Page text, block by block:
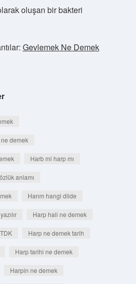
oluşan bir bakteri
Gevlemek Ne Demek
demek
Harb mi harp mı
anlamı
Harım hangi dilde
Harp hali ne demek
Harp ne demek tarih
Harp tarihi ne demek
Harpin ne demek